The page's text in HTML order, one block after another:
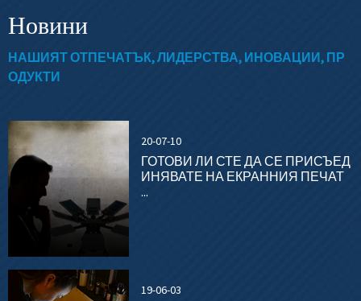
Новини
НАШИЯТ ОТПЕЧАТЪК, ЛИДЕРСТВА, ИНОВАЦИИ, ПР
ОДУКТИ
20-07-10
ГОТОВИ ЛИ СТЕ ДА СЕ ПРИСЪЕД
ИНЯВАТЕ НА ЕКРАННИЯ ПЕЧАТ
...
19-06-03